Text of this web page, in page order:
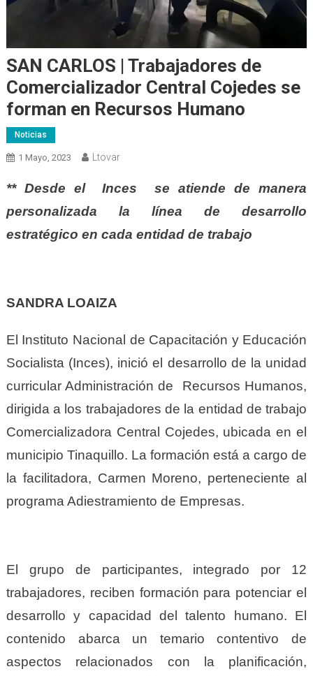
SAN CARLOS | Trabajadores de
Comercializador Central Cojedes se
forman en Recursos Humano
Noticias
1 Mayo, 2023 Ltovar
** Desde el Inces se atiende de manera
personalizada la línea de desarrollo
estratégico en cada entidad de trabajo
SANDRA LOAIZA
El Instituto Nacional de Capacitación y Educación
Socialista (Inces), inició el desarrollo de la unidad
curricular Administración de Recursos Humanos,
dirigida a los trabajadores de la entidad de trabajo
Comercializadora Central Cojedes, ubicada en el
municipio Tinaquillo. La formación está a cargo de
la facilitadora, Carmen Moreno, perteneciente al
programa Adiestramiento de Empresas.
El grupo de participantes, integrado por 12
trabajadores, reciben formación para potenciar el
desarrollo y capacidad del talento humano. El
contenido abarca un temario contentivo de
aspectos relacionados con la planificación,